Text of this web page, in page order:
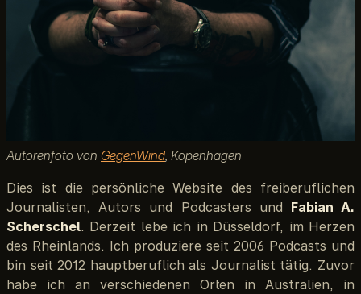
Autorenfoto von GegenWind , Kopenhagen
Dies ist die persönliche Website des freiberuflichen
Journalisten, Autors und Podcasters und Fabian A.
Scherschel. Derzeit lebe ich in Düsseldorf, im Herzen
des Rheinlands. Ich produziere seit 2006 Podcasts und
bin seit 2012 hauptberuflich als Journalist tätig. Zuvor
habe ich an verschiedenen Orten in Australien, in